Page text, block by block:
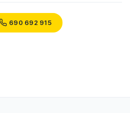
690 692 915